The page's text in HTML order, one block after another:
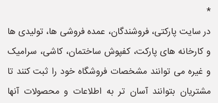
*
در سایت پارکتی، فروشندگان، عمده فروشی ها، تولیدی ها
و کارخانه های پارکت، کفپوش ساختمان، کاشی، سرامیک
و غیره می توانند مشخصات فروشگاه خود را ثبت کنند تا
مشتریان بتوانند آسان تر به اطلاعات و محصولات آنها